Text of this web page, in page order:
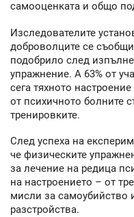
самооценката и общо
Изследователите
доброволците се
подобрило след
упражнение. А 63% от
сега тяхното
от психичното болните
тренировките.
След успеха на
че физическите
за лечение на редица
на настроението – от
мисли за самоубийство
разстройства.